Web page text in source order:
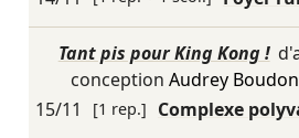
Tant pis pour King Kong !
conception Audrey Boudon
15/11
[1 rep.] Complexe